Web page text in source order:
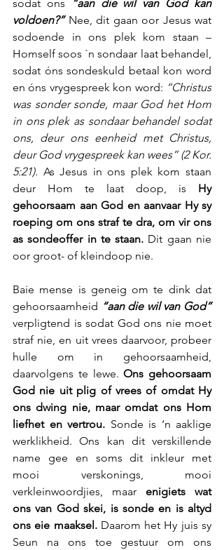
sodat ons
“aan die wil van God kan
voldoen?” Nee, dit gaan oor Jesus wat
sodoende in ons plek kom staan –
Homself soos `n sondaar laat behandel,
sodat óns sondeskuld betaal kon word
en óns vrygespreek kon word: “Christus
was sonder sonde, maar God het Hom
in ons plek as sondaar behandel sodat
ons, deur ons eenheid met Christus,
deur God vrygespreek kan wees” (2 Kor.
5:21). As Jesus in ons plek kom staan
deur Hom te laat doop, is Hy
gehoorsaam aan God en aanvaar Hy sy
roeping om ons straf te dra, om vir ons
as sondeoffer in te staan. Dit gaan nie
oor groot- of kleindoop nie.
Baie mense is geneig om te dink dat
gehoorsaamheid “aan die wil van God”
verpligtend is sodat God ons nie moet
straf nie, en uit vrees daarvoor, probeer
hulle om in gehoorsaamheid,
daarvolgens te lewe. Ons gehoorsaam
God nie uit plig of vrees of omdat Hy
ons dwing nie, maar omdat ons Hom
liefhet en vertrou. Sonde is ‘n aaklige
werklikheid. Ons kan dit verskillende
name gee en soms dit inkleur met
mooi verskonings, mooi
verkleinwoordjies, maar enigiets wat
ons van God skei, is sonde en is altyd
ons eie maaksel. Daarom het Hy juis sy
Seun na ons toe gestuur om ons